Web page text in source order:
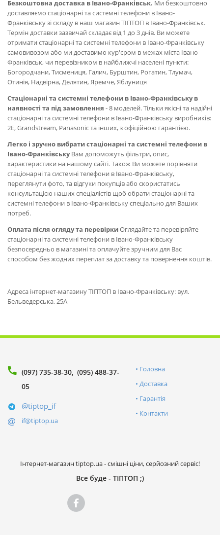
Безкоштовна доставка в Івано-Франківськ. Ми безкоштовно
доставляємо стаціонарні та системні телефони в Івано-
Франківську зі складу в наш магазин ТІПТОП в Івано-Франківськ.
Термін доставки зазвичай складає від 1 до 3 днів. Ви можете
отримати стаціонарні та системні телефони в Івано-Франківську
самовивозом або ми доставимо кур'єром в межах міста Івано-
Франківськ, чи перевізником в найближчі населені пункти:
Богородчани, Тисмениця, Галич, Бурштин, Рогатин, Тлумач,
Отинія, Надвірна, Делятин, Яремче, Яблуниця
Стаціонарні та системні телефони в Івано-Франківську в
наявності та під замовлення - 8 моделей. Тільки якісні та надійні
стаціонарні та системні телефони в Івано-Франківську виробників:
2E, Grandstream, Panasonic та інших, з офіційною гарантією.
Легко і зручно вибрати стаціонарні та системні телефони в
Івано-ФранківськуВам допоможуть фільтри, опис,
характеристики на нашому сайті. Також Ви можете порівняти
стаціонарні та системні телефони в Івано-Франківську,
переглянути фото, та відгуки покупців або скористатись
консультацією наших спеціалістів щоб обрати стаціонарні та
системні телефони в Івано-Франківську спеціально для Ваших
потреб.
Оплата після огляду та перевіркиОглядайте та перевіряйте
стаціонарні та системні телефони в Івано-Франківську
безпосередньо в магазині та оплачуйте зручним для Вас
способом без жодних переплат за доставку та повернення коштів.
Адреса інтернет-магазину ТІПТОП в Івано-Франківську: вул.
Бельведерська, 25А
(097) 735-38-30 (095) 488-37-
05
@tiptop_if
if@tiptop.ua
Головна
Доставка
Гарантія
Контакти
Інтернет-магазин tiptop.ua - смішні ціни, серйозний сервіс!
Все буде - ТІПТОП ;)